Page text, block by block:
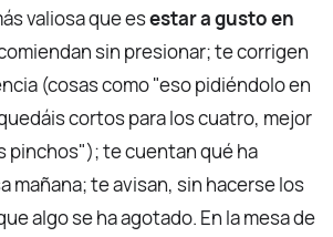
valiosa que esestar a gusto en
sin presionar; te corrigen
(cosas como "eso pidiéndolo en
cortos para los cuatro, mejor
pinchos"); te cuentan qué ha
mañana; te avisan, sin hacerse los
algo se ha agotado. En la mesa de